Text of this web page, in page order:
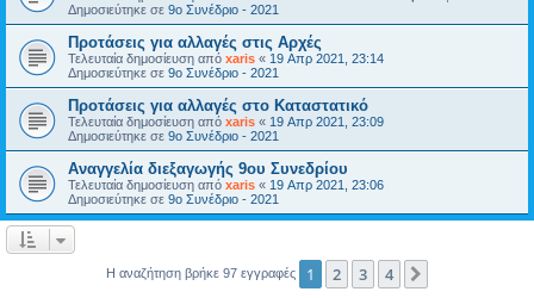
Δημοσιεύτηκε σε 9ο Συνέδριο - 2021
Προτάσεις για αλλαγές στις Αρχές
Τελευταία δημοσίευση από xaris « 19 Απρ 2021, 23:14
Δημοσιεύτηκε σε 9ο Συνέδριο - 2021
Προτάσεις για αλλαγές στο Καταστατικό
Τελευταία δημοσίευση από xaris « 19 Απρ 2021, 23:09
Δημοσιεύτηκε σε 9ο Συνέδριο - 2021
Αναγγελία διεξαγωγής 9ου Συνεδρίου
Τελευταία δημοσίευση από xaris « 19 Απρ 2021, 23:06
Δημοσιεύτηκε σε 9ο Συνέδριο - 2021
Η αναζήτηση βρήκε 97 εγγραφές 1 2 3 4